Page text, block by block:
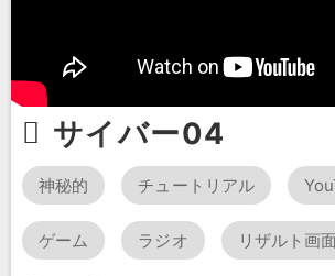
サイバー04
神秘的 チュートリアル
ゲーム ラジオ リザルト画